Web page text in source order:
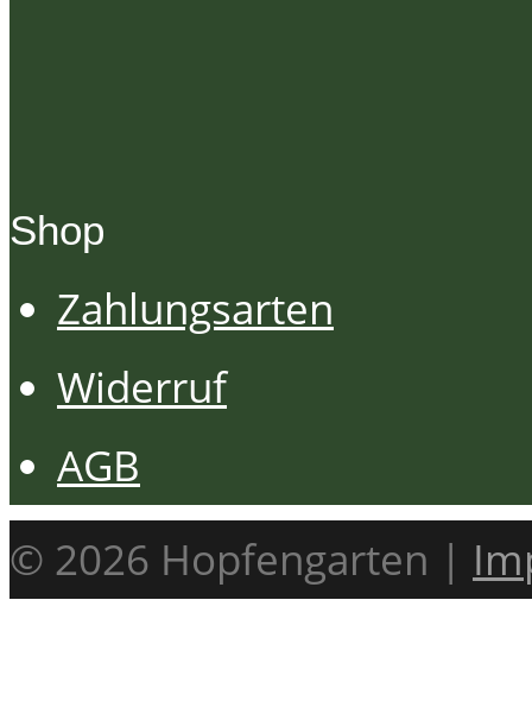
Shop
Zahlungsarten
Widerruf
AGB
© 2026 Hopfengarten |